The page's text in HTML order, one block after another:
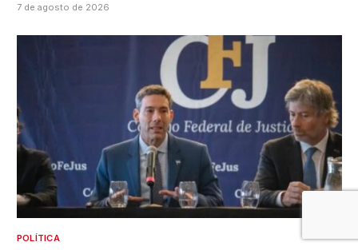
7 de agosto de 2026
POLÍTICA